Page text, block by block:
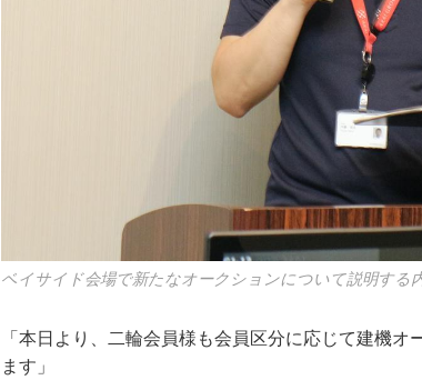
ベイサイド会場で新たなオークションについて説明する
「本日より、二輪会員様も会員区分に応じて建機
ます」